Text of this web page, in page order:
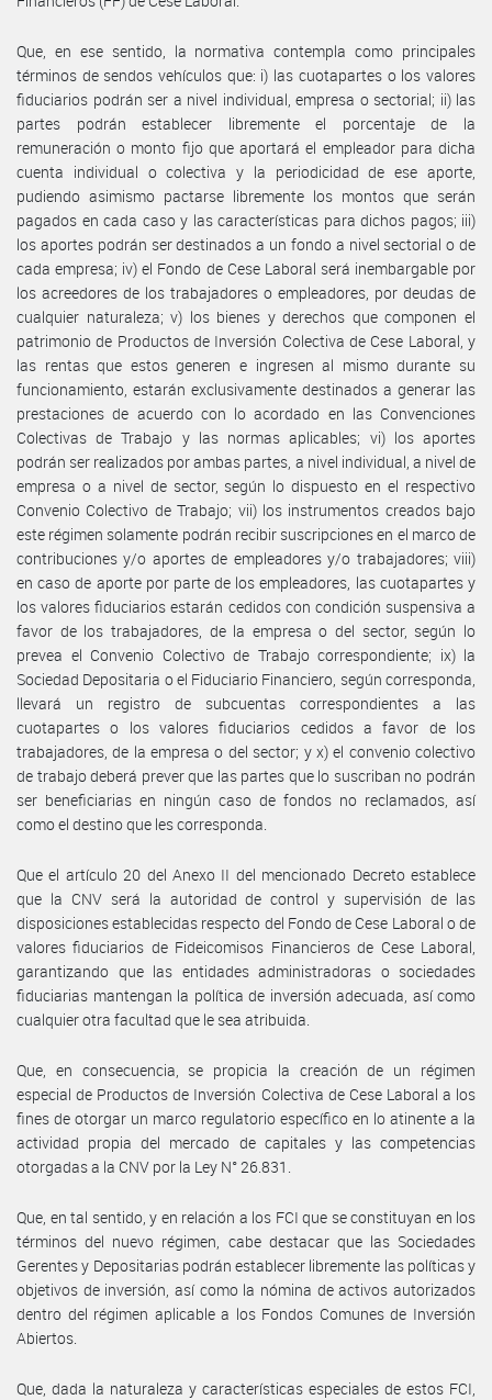
Que, en ese sentido, la normativa contempla como principales
términos de sendos vehículos que: i) las cuotapartes o los valores
fiduciarios podrán ser a nivel individual, empresa o sectorial; ii) las
partes podrán establecer libremente el porcentaje de la
remuneración o monto fijo que aportará el empleador para dicha
cuenta individual o colectiva y la periodicidad de ese aporte,
pudiendo asimismo pactarse libremente los montos que serán
pagados en cada caso y las características para dichos pagos; iii)
los aportes podrán ser destinados a un fondo a nivel sectorial o de
cada empresa; iv) el Fondo de Cese Laboral será inembargable por
los acreedores de los trabajadores o empleadores, por deudas de
cualquier naturaleza; v) los bienes y derechos que componen el
patrimonio de Productos de Inversión Colectiva de Cese Laboral, y
las rentas que estos generen e ingresen al mismo durante su
funcionamiento, estarán exclusivamente destinados a generar las
prestaciones de acuerdo con lo acordado en las Convenciones
Colectivas de Trabajo y las normas aplicables; vi) los aportes
podrán ser realizados por ambas partes, a nivel individual, a nivel de
empresa o a nivel de sector, según lo dispuesto en el respectivo
Convenio Colectivo de Trabajo; vii) los instrumentos creados bajo
este régimen solamente podrán recibir suscripciones en el marco de
contribuciones y/o aportes de empleadores y/o trabajadores; viii)
en caso de aporte por parte de los empleadores, las cuotapartes y
los valores fiduciarios estarán cedidos con condición suspensiva a
favor de los trabajadores, de la empresa o del sector, según lo
prevea el Convenio Colectivo de Trabajo correspondiente; ix) la
Sociedad Depositaria o el Fiduciario Financiero, según corresponda,
llevará un registro de subcuentas correspondientes a las
cuotapartes o los valores fiduciarios cedidos a favor de los
trabajadores, de la empresa o del sector; y x) el convenio colectivo
de trabajo deberá prever que las partes que lo suscriban no podrán
ser beneficiarias en ningún caso de fondos no reclamados, así
como el destino que les corresponda.
Que el artículo 20 del Anexo II del mencionado Decreto establece
que la CNV será la autoridad de control y supervisión de las
disposiciones establecidas respecto del Fondo de Cese Laboral o de
valores fiduciarios de Fideicomisos Financieros de Cese Laboral,
garantizando que las entidades administradoras o sociedades
fiduciarias mantengan la política de inversión adecuada, así como
cualquier otra facultad que le sea atribuida.
Que, en consecuencia, se propicia la creación de un régimen
especial de Productos de Inversión Colectiva de Cese Laboral a los
fines de otorgar un marco regulatorio específico en lo atinente a la
actividad propia del mercado de capitales y las competencias
otorgadas a la CNV por la Ley N° 26.831.
Que, en tal sentido, y en relación a los FCI que se constituyan en los
términos del nuevo régimen, cabe destacar que las Sociedades
Gerentes y Depositarias podrán establecer libremente las políticas y
objetivos de inversión, así como la nómina de activos autorizados
dentro del régimen aplicable a los Fondos Comunes de Inversión
Abiertos.
Que, dada la naturaleza y características especiales de estos FCI,